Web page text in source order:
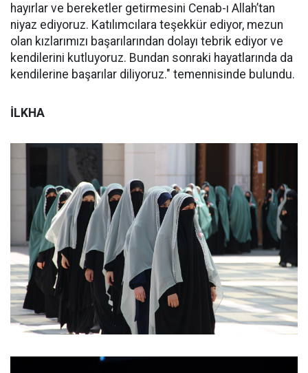
hayırlar ve bereketler getirmesini Cenab-ı Allah’tan
niyaz ediyoruz. Katılımcılara teşekkür ediyor, mezun
olan kızlarımızı başarılarından dolayı tebrik ediyor ve
kendilerini kutluyoruz. Bundan sonraki hayatlarında da
kendilerine başarılar diliyoruz." temennisinde bulundu.
İLKHA